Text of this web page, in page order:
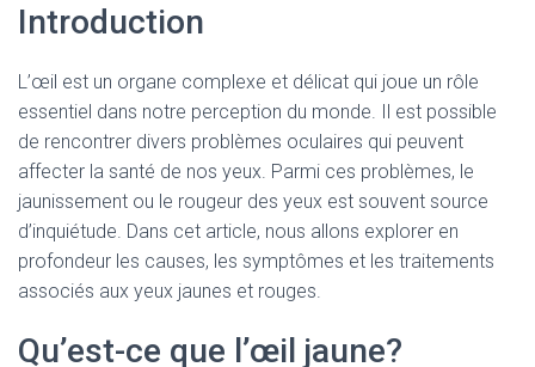
Introduction
L’œil est un organe complexe et délicat qui joue un rôle
essentiel dans notre perception du monde. Il est possible
de rencontrer divers problèmes oculaires qui peuvent
affecter la santé de nos yeux. Parmi ces problèmes, le
jaunissement ou le rougeur des yeux est souvent source
d’inquiétude. Dans cet article, nous allons explorer en
profondeur les causes, les symptômes et les traitements
associés aux yeux jaunes et rouges.
Qu’est-ce que l’œil jaune?